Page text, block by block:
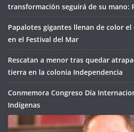
transformación seguirá de su mano:
Papalotes gigantes llenan de color el
en el Festival del Mar
Rescatan a menor tras quedar
tierra en la colonia Independencia
Conmemora Congreso Día
Indígenas